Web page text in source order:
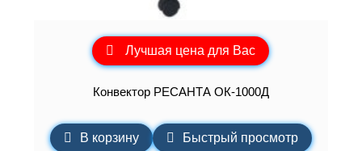
Лучшая цена для Вас
Конвектор РЕСАНТА ОК-1000Д
В корзину Быстрый просмотр